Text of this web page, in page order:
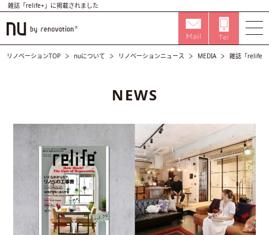
雑誌「relife+」に掲載されました
リノベーションTOP nuについて リノベーションニュース MEDIA 雑誌「relife+
NEWS